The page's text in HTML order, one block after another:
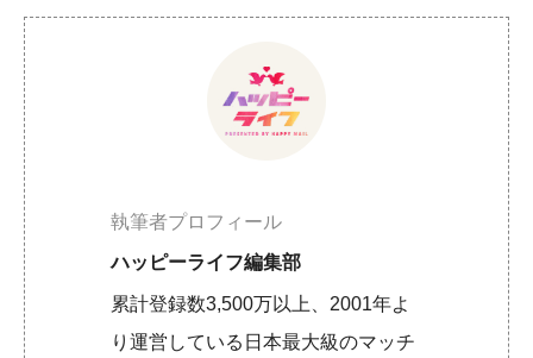
執筆者プロフィール
ハッピーライフ編集部
累計登録数3,500万以上、2001年よ
り運営している日本最大級のマッチ